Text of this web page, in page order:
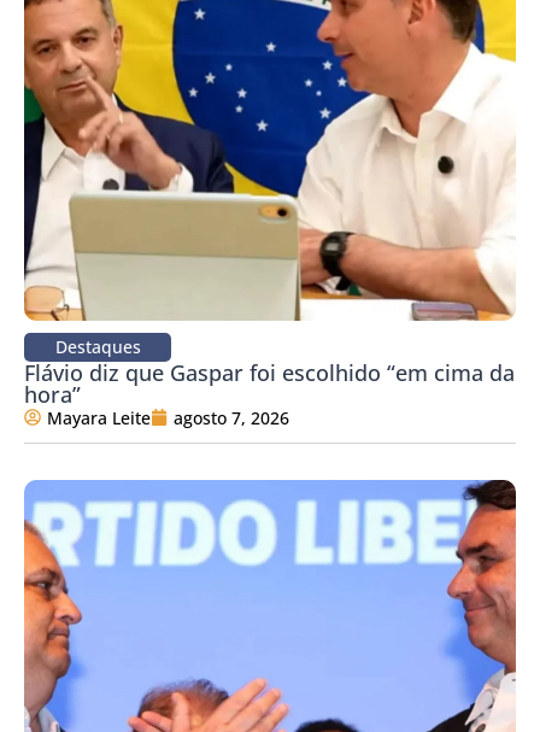
Destaques
Flávio diz que Gaspar foi escolhido “em cima da
hora”
Mayara Leite agosto 7, 2026